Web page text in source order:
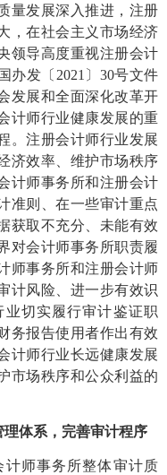
发展深入推进，注册
，在社会主义市场经济
领导高度重视注册会计
办发〔 2021〕30号文件
发展和全面深化改革开
计师行业健康发展的重
。注册会计师行业发展
济效率、维护市场秩序
计师事务所和注册会计
准则、在一些审计重点
获取不充分、未能有效
对会计师事务所职责履
师事务所和注册会计师
计风险、进一步有效识
切实履行审计鉴证职
务报告使用者作出有效
计师行业长远健康发展
市场秩序和公众利益的
体系，完善审计程序
师事务所整体审计质